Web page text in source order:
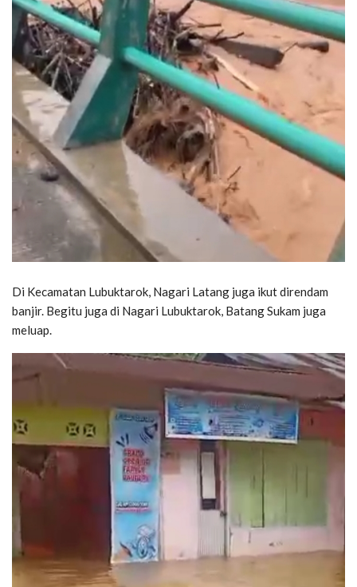
Di Kecamatan Lubuktarok, Nagari Latang juga ikut direndam
banjir. Begitu juga di Nagari Lubuktarok, Batang Sukam juga
meluap.